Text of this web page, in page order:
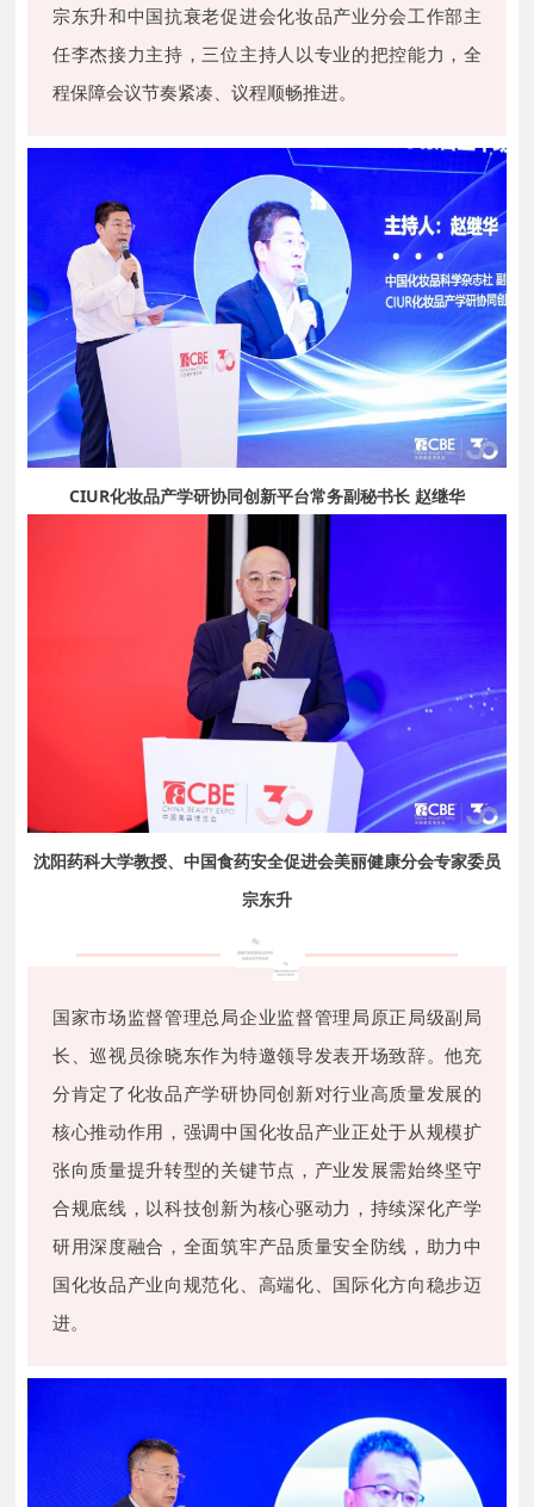
宗东升和中国抗衰老促进会化妆品产业分会工作部主
任李杰接力主持，三位主持人以专业的把控能力，全
程保障会议节奏紧凑、议程顺畅推进。
CIUR化妆品产学研协同创新平台常务副秘书长 赵继华
沈阳药科大学教授、中国食药安全促进会美丽健康分会专家委员
宗东升
国家市场监督管理总局企业监督管理局原正局级副局
长、巡视员徐晓东作为特邀领导发表开场致辞。他充
分肯定了化妆品产学研协同创新对行业高质量发展的
核心推动作用，强调中国化妆品产业正处于从规模扩
张向质量提升转型的关键节点，产业发展需始终坚守
合规底线，以科技创新为核心驱动力，持续深化产学
研用深度融合，全面筑牢产品质量安全防线，助力中
国化妆品产业向规范化、高端化、国际化方向稳步迈
进。